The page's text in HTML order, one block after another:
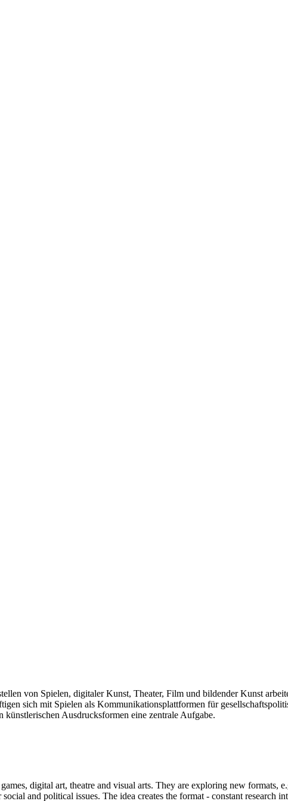
von Spielen, digitaler Kunst, Theater, Film und bildender Kunst
sich mit Spielen als Kommunikationsplattformen für
Ausdrucksformen eine zentrale Aufgabe.
digital art, theatre and visual arts. They are exploring new formats,
and political issues. The idea creates the format - constant research